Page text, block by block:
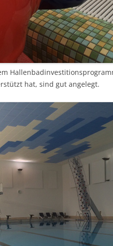
hat, sind gut angelegt.